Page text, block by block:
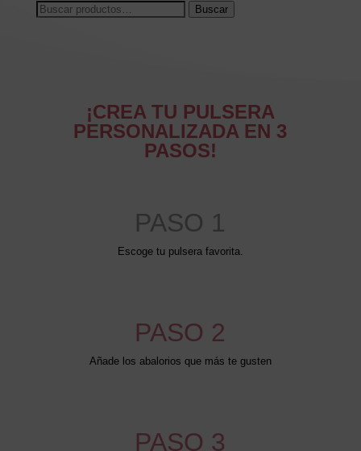
Buscar
Buscar
¡CREA TU PULSERA
PERSONALIZADA EN 3
PASOS!
PASO 1
Escoge tu pulsera favorita.
PASO 2
Añade los abalorios que más te gusten
PASO 3